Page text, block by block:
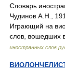
Словарь
Чудинов А.Н.,
Играющий на
слов, вошедших
иностранных слов